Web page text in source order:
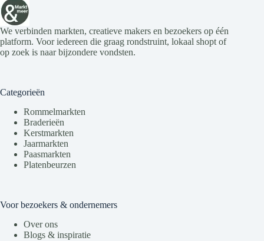
We verbinden markten, creatieve makers en bezoekers op één
platform. Voor iedereen die graag rondstruint, lokaal shopt of
op zoek is naar bijzondere vondsten.
Categorieën
Rommelmarkten
Braderieën
Kerstmarkten
Jaarmarkten
Paasmarkten
Platenbeurzen
Voor bezoekers & ondernemers
Over ons
Blogs & inspiratie